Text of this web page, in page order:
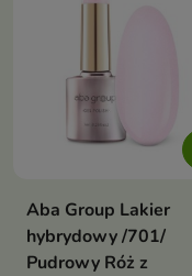
Aba Group Lakier
hybrydowy /701/
Pudrowy Róż z